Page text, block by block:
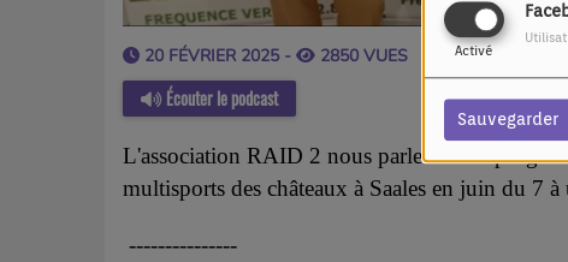
Activé
Sauvegarder
20 FÉVRIER 2025 - 2850 VUES
Écouter le podcast
L'association RAID 2 nous parle de son
multisports des châteaux à Saales en juin du 7
---------------